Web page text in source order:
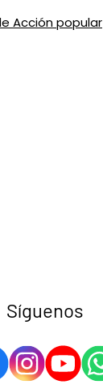
Acción popular
Síguenos